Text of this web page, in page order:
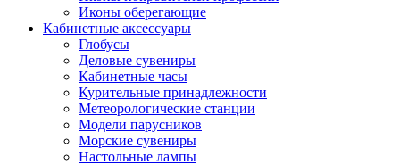
Иконы оберегающие
Кабинетные аксессуары
Глобусы
Деловые сувениры
Кабинетные часы
Курительные принадлежности
Метеорологические станции
Модели парусников
Морские сувениры
Настольные лампы